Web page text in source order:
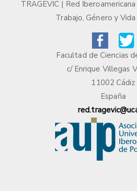
TRAGEVIC | Red
Trabajo, Género y
Facultad de Ciencias
c/ Enrique Villegas
11002 Cádiz
España